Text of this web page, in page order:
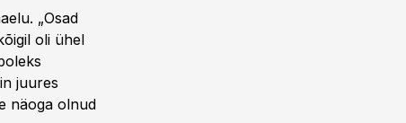
„Osad
oli ühel
juures
näoga olnud